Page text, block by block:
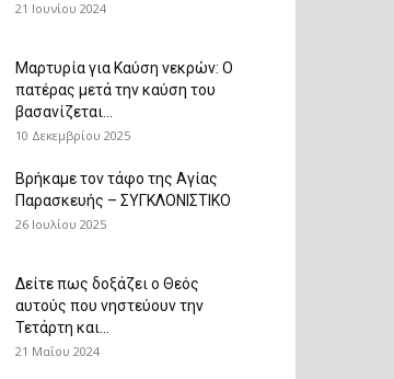
21 Ιουνίου 2024
Μαρτυρία για Καύση νεκρών: Ο
πατέρας μετά την καύση του
βασανίζεται...
10 Δεκεμβρίου 2025
Βρήκαμε τον τάφο της Αγίας
Παρασκευής – ΣΥΓΚΛΟΝΙΣΤΙΚΟ
26 Ιουλίου 2025
Δείτε πως δοξάζει ο Θεός
αυτούς που νηστεύουν την
Τετάρτη και...
21 Μαΐου 2024